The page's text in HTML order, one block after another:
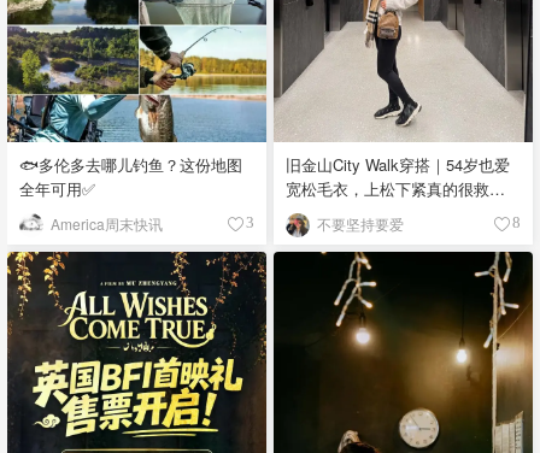
🐟多伦多去哪儿钓鱼？这份地图
全年可用✅
America周末快讯 3
旧金山City Walk穿搭｜54岁也爱
宽松毛衣，上松下紧真的很救比
例
不要坚持要爱 8